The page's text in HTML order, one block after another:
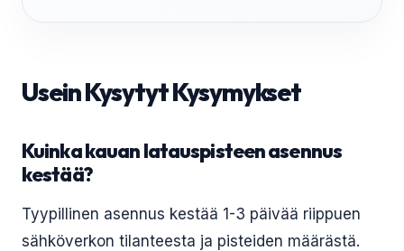
Usein Kysytyt Kysymykset
Kuinka kauan latauspisteen asennus
kestää?
Tyypillinen asennus kestää 1-3 päivää riippuen
sähköverkon tilanteesta ja pisteiden määrästä.